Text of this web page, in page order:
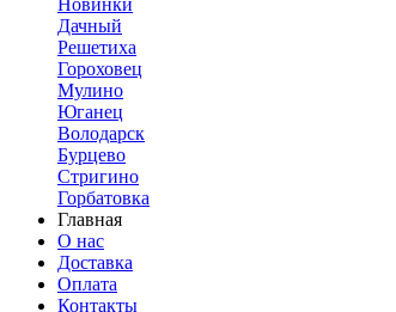
Новинки
Дачный
Решетиха
Гороховец
Мулино
Юганец
Володарск
Бурцево
Стригино
Горбатовка
Главная
О нас
Доставка
Оплата
Контакты